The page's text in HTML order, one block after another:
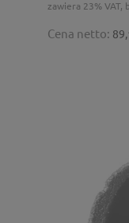
zawiera 23%
Cena netto: